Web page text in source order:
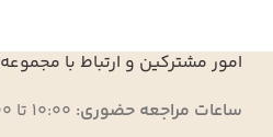
امور مشترکین و ارتباط با مجموعه
ساعات مراجعه حضوری: